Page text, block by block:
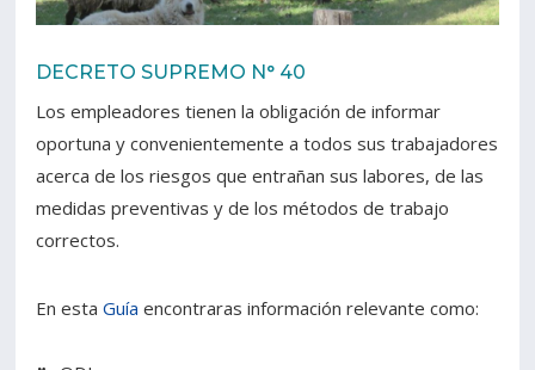
Académicos Egresados
DECRETO SUPREMO N° 40
Los empleadores tienen la obligación de informar
oportuna y convenientemente a todos sus trabajadores
acerca de los riesgos que entrañan sus labores, de las
medidas preventivas y de los métodos de trabajo
correctos.
En estaGuía encontraras información relevante como: